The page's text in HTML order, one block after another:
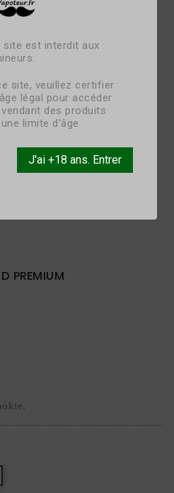
site est interdit aux
site, veuillez certifier
légal pour accéder
des produits
limite d'âge
J'ai +18 ans. Entrer

PREMIUM